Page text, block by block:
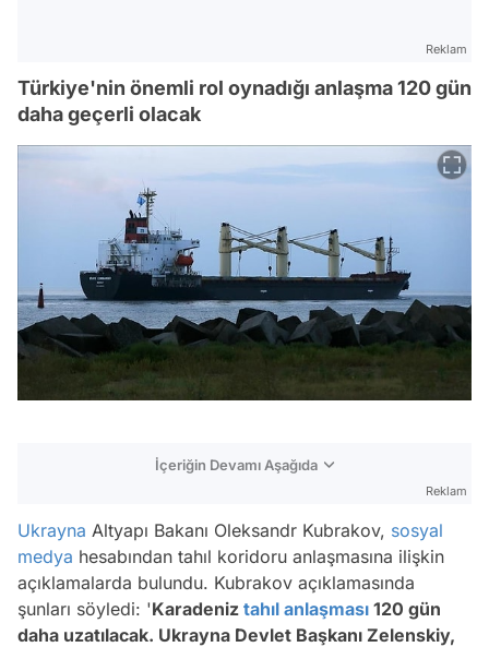
Reklam
Türkiye'nin önemli rol oynadığı anlaşma 120 gün
daha geçerli olacak
İçeriğin Devamı Aşağıda
Reklam
Ukrayna Altyapı Bakanı Oleksandr Kubrakov, sosyal
medya hesabından tahıl koridoru anlaşmasına ilişkin
açıklamalarda bulundu. Kubrakov açıklamasında
şunları söyledi: 'Karadeniz tahıl anlaşması 120 gün
daha uzatılacak. Ukrayna Devlet Başkanı Zelenskiy,